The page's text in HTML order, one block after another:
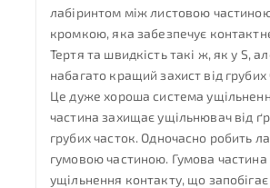
лабіринтом між листовою
кромкою, яка забезпечує
Тертя та швидкість такі ж, як у S,
набагато кращий захист від грубих
Це дуже хороша система
частина захищає ущільнювач від
грубих часток. Одночасно робить
гумовою частиною. Гумова частина
ущільнення контакту, що